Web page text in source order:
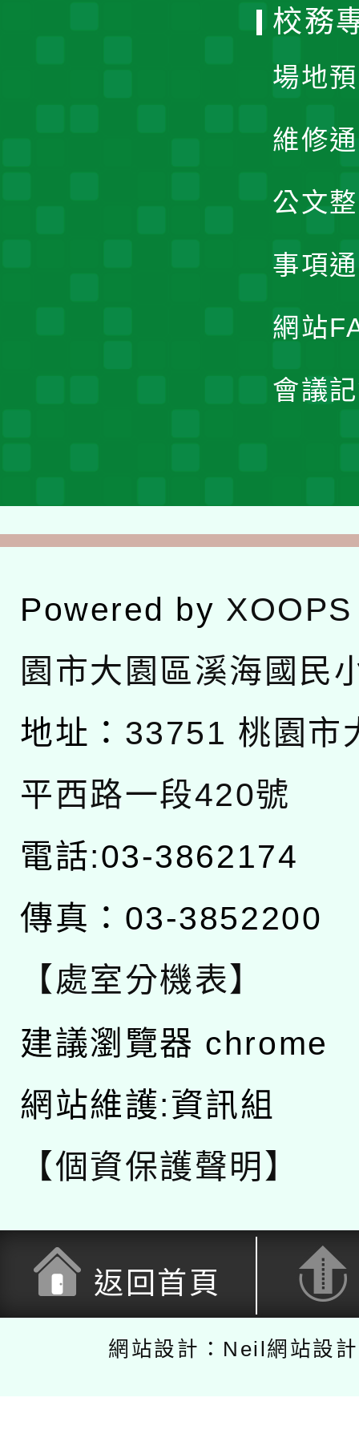
校務
場地
維修
公文
事項
網站
會議
Powered by XOOPS
園市大園區溪海國民
地址： 33751 桃園市
平西路一段420號
電話:03-3862174
傳真：03-3852200
【處室分機表】
建議瀏覽器 chrome
網站維護:資訊組
【個資保護聲明】
返回首頁
網站設計：Neil網站設